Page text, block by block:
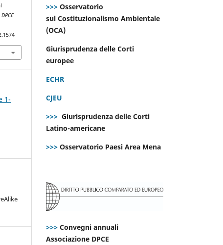
DPCE
1-
>>> Osservatorio
sul Costituzionalismo Ambientale
(OCA)
Giurisprudenza delle Corti
europee
ECHR
CJEU
>>> Giurisprudenza delle Corti
Latino-americane
>>> Osservatorio Paesi Area Mena
>>> Convegni annuali
Associazione DPCE